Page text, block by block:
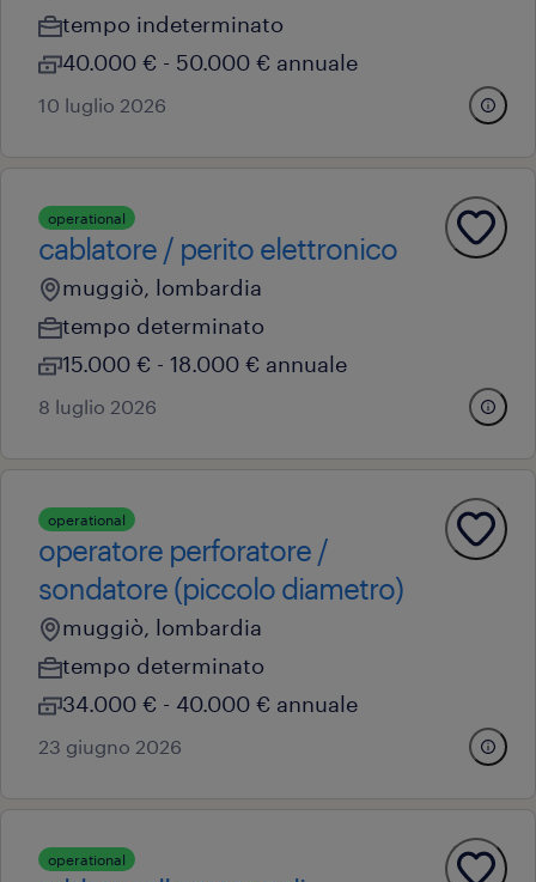
tempo indeterminato
40.000 € - 50.000 € annuale
10 luglio 2026
operational
cablatore / perito elettronico
muggiò, lombardia
tempo determinato
15.000 € - 18.000 € annuale
8 luglio 2026
operational
operatore perforatore /
sondatore (piccolo diametro)
muggiò, lombardia
tempo determinato
34.000 € - 40.000 € annuale
23 giugno 2026
operational